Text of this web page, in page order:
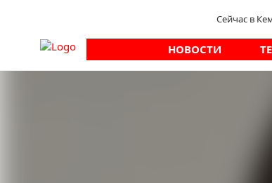
Сейчас в
НОВОСТИ
Врач
прививаться